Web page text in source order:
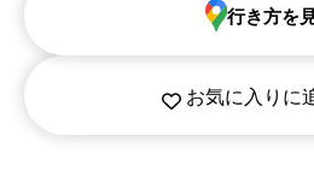
お気に入りに
行き方を